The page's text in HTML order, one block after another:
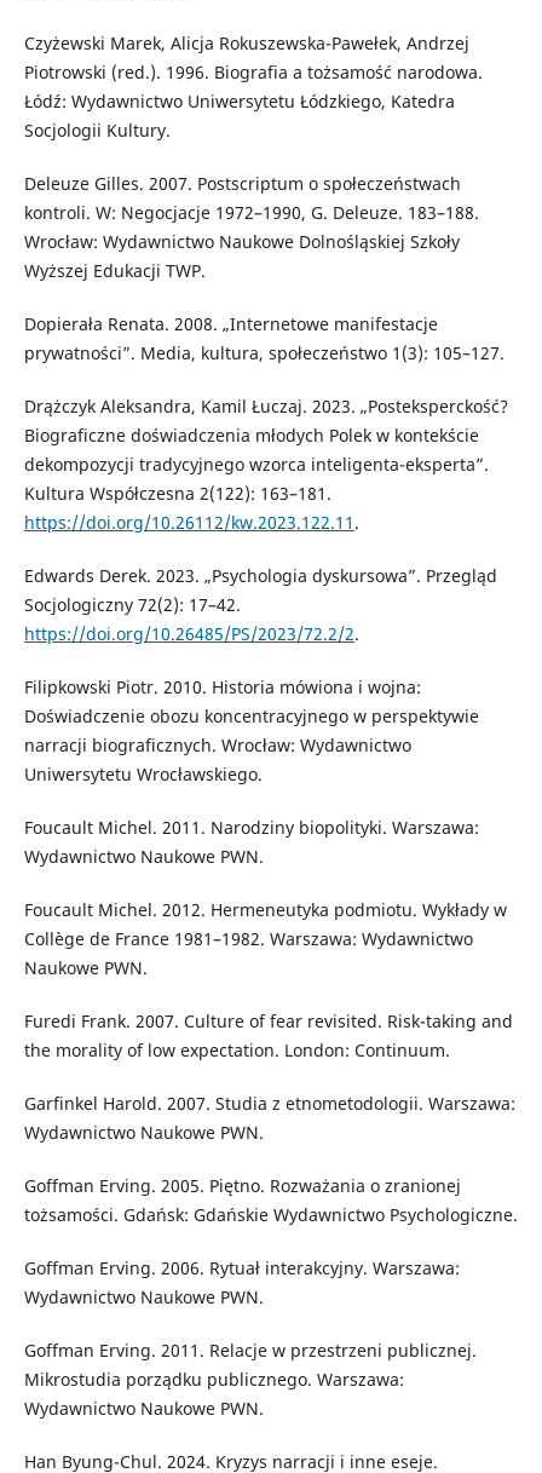
Czyżewski Marek, Alicja Rokuszewska-Pawełek, Andrzej
Piotrowski (red.). 1996. Biografia a tożsamość narodowa.
Łódź: Wydawnictwo Uniwersytetu Łódzkiego, Katedra
Socjologii Kultury.
Deleuze Gilles. 2007. Postscriptum o społeczeństwach
kontroli. W: Negocjacje 1972–1990, G. Deleuze. 183–188.
Wrocław: Wydawnictwo Naukowe Dolnośląskiej Szkoły
Wyższej Edukacji TWP.
Dopierała Renata. 2008. „Internetowe manifestacje
prywatności”. Media, kultura, społeczeństwo 1(3): 105–127.
Drążczyk Aleksandra, Kamil Łuczaj. 2023. „Posteksperckość?
Biograficzne doświadczenia młodych Polek w kontekście
dekompozycji tradycyjnego wzorca inteligenta-eksperta”.
Kultura Współczesna 2(122): 163–181.
https://doi.org/10.26112/kw.2023.122.11 .
Edwards Derek. 2023. „Psychologia dyskursowa”. Przegląd
Socjologiczny 72(2): 17–42.
https://doi.org/10.26485/PS/2023/72.2/2.
Filipkowski Piotr. 2010. Historia mówiona i wojna:
Doświadczenie obozu koncentracyjnego w perspektywie
narracji biograficznych. Wrocław: Wydawnictwo
Uniwersytetu Wrocławskiego.
Foucault Michel. 2011. Narodziny biopolityki. Warszawa:
Wydawnictwo Naukowe PWN.
Foucault Michel. 2012. Hermeneutyka podmiotu. Wykłady w
Collège de France 1981–1982. Warszawa: Wydawnictwo
Naukowe PWN.
Furedi Frank. 2007. Culture of fear revisited. Risk-taking and
the morality of low expectation. London: Continuum.
Garfinkel Harold. 2007. Studia z etnometodologii. Warszawa:
Wydawnictwo Naukowe PWN.
Goffman Erving. 2005. Piętno. Rozważania o zranionej
tożsamości. Gdańsk: Gdańskie Wydawnictwo Psychologiczne.
Goffman Erving. 2006. Rytuał interakcyjny. Warszawa:
Wydawnictwo Naukowe PWN.
Goffman Erving. 2011. Relacje w przestrzeni publicznej.
Mikrostudia porządku publicznego. Warszawa:
Wydawnictwo Naukowe PWN.
Han Byung-Chul. 2024. Kryzys narracji i inne eseje.